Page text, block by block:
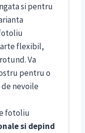
si pentru
flexibil,
Va
pentru o
nevoile
fotoliu
si depind